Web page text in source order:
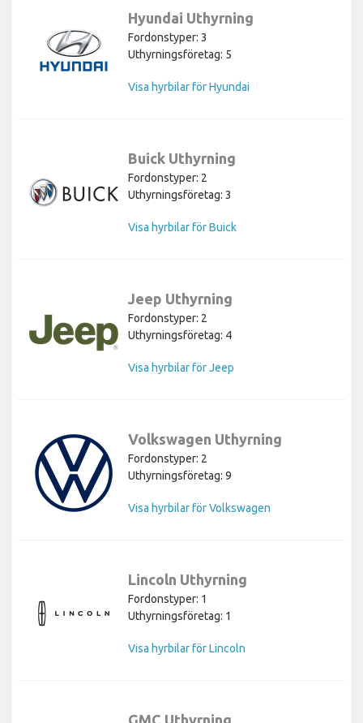
Hyundai Uthyrning
Fordonstyper: 3
Uthyrningsföretag: 5
Visa hyrbilar för Hyundai
Buick Uthyrning
Fordonstyper: 2
Uthyrningsföretag: 3
Visa hyrbilar för Buick
Jeep Uthyrning
Fordonstyper: 2
Uthyrningsföretag: 4
Visa hyrbilar för Jeep
Volkswagen Uthyrning
Fordonstyper: 2
Uthyrningsföretag: 9
Visa hyrbilar för Volkswagen
Lincoln Uthyrning
Fordonstyper: 1
Uthyrningsföretag: 1
Visa hyrbilar för Lincoln